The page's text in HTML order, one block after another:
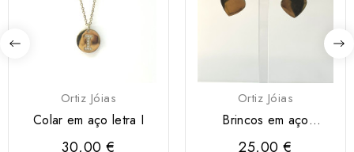
Ortiz Jóias
Colar em aço letra I
30,00 €
Ortiz Jóias
Brincos em aço
Coração
25,00 €